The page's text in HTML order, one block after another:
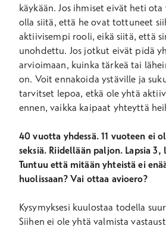
käykään. Jos ihmiset eivät heti
olla siitä, että he ovat tottuneet
aktiivisempi rooli, eikä siitä, että
unohdettu. Jos jotkut eivät pidä
arvioimaan, kuinka tärkeä tai
on. Voit ennakoida ystäville ja
tarvitset lepoa, etkä ole yhtä
ennen, vaikka kaipaat yhteyttä
40 vuotta yhdessä. 11 vuoteen ei
seksiä. Riidellään paljon. Lapsia 3,
Tuntuu että mitään yhteistä ei
huolissaan? Vai ottaa avioero?
Kysymyksesi kuulostaa todella
Siihen ei ole yhtä valmista